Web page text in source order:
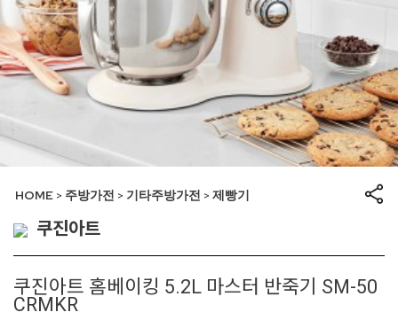
HOME > 주방가전 > 기타주방가전 > 제빵기
쿠진아트
쿠진아트 홈베이킹 5.2L 마스터 반죽기 SM-50
CRMKR